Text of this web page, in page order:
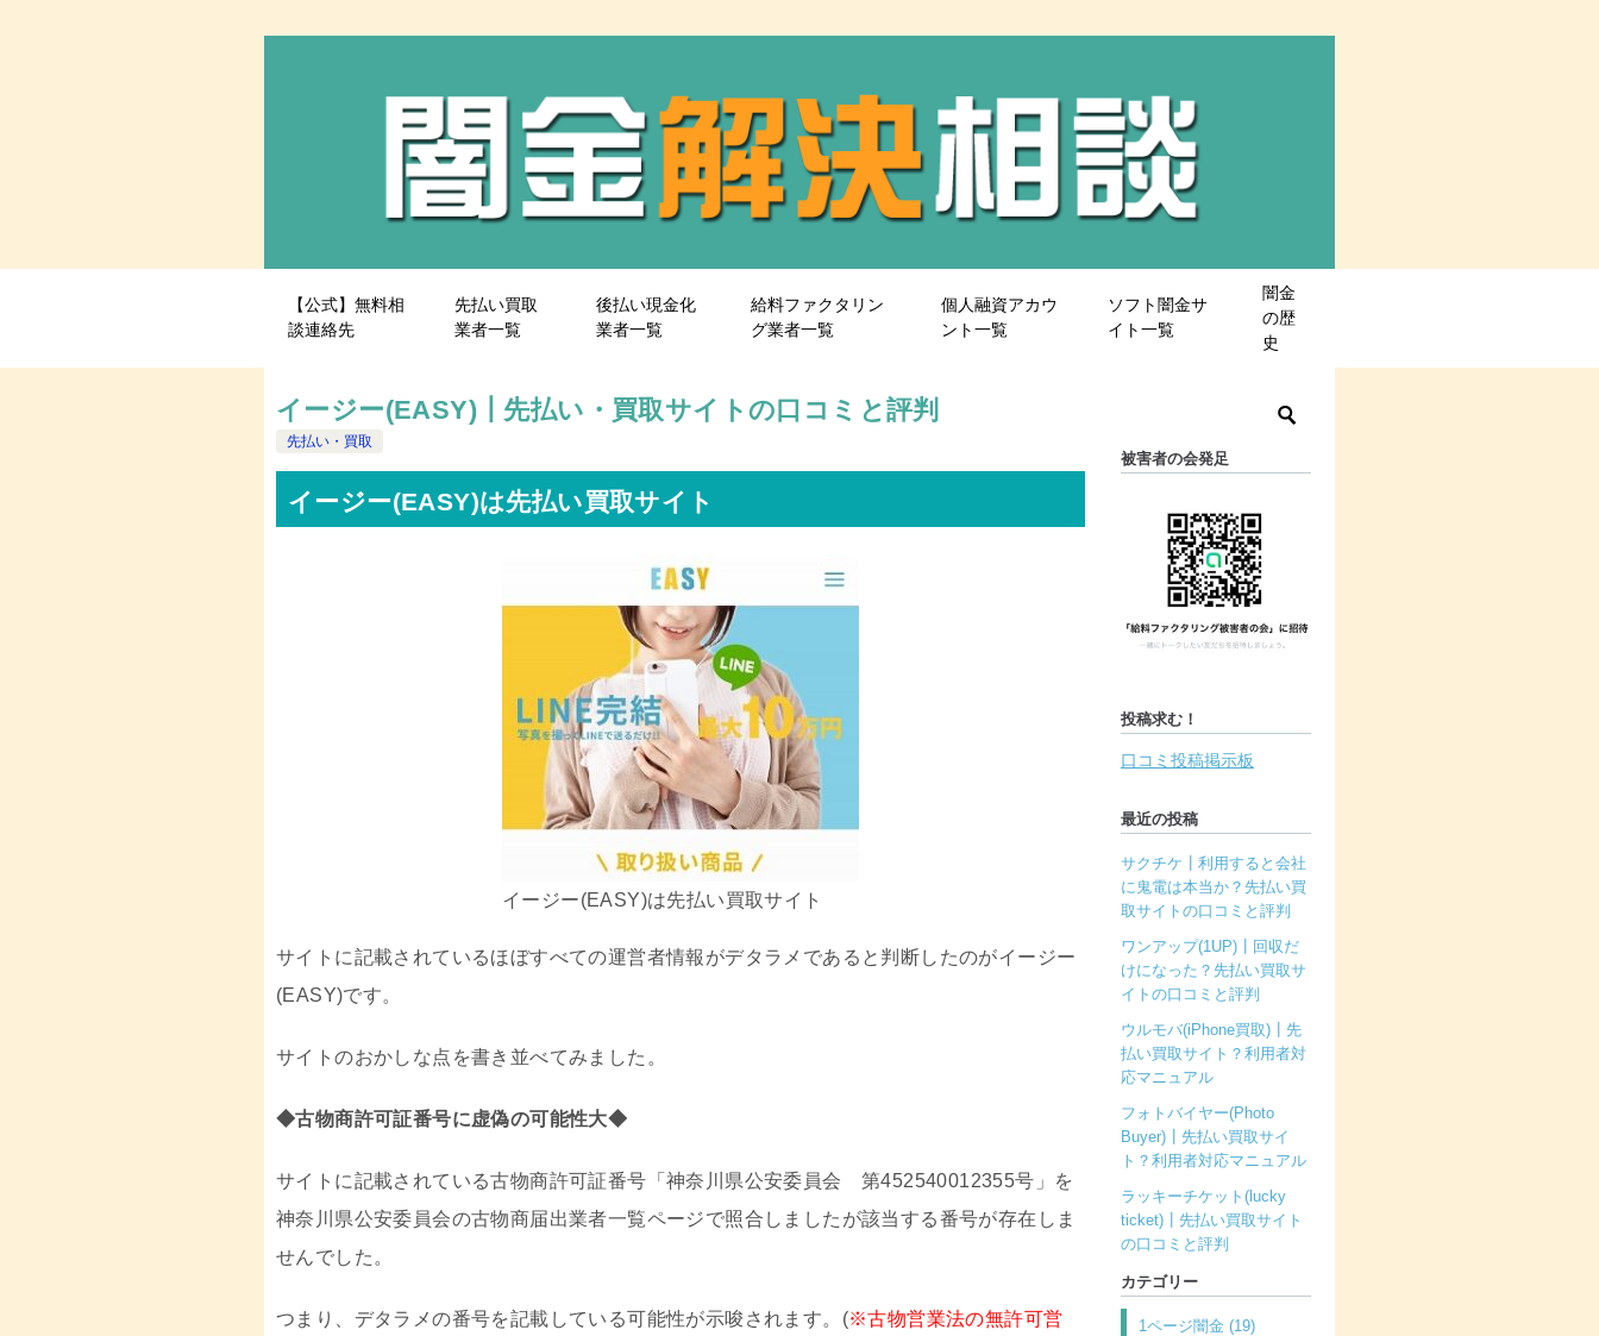
【公式】無料相
談連絡先
先払い買取
業者一覧
後払い現金化
業者一覧
給料ファクタリン
グ業者一覧
個人融資アカウ
ント一覧
ソフト闇金サ
イト一覧
闇金
の歴
史
イージー(EASY)┃先払い・買取サイトの口コミと評判
先払い・買取
イージー(EASY)は先払い買取サイト
イージー(EASY)は先払い買取サイト
サイトに記載されているほぼすべての運営者情報がデタラメであると判断したのがイージー
(EASY)です。
サイトのおかしな点を書き並べてみました。
◆古物商許可証番号に虚偽の可能性大◆
サイトに記載されている古物商許可証番号「 神奈川県公安委員会 第452540012355号 」を
神奈川県公安委員会の古物商届出業者一覧ページで照合しましたが該当する番号が存在しま
せんでした。
つまり、デタラメの番号を記載している可能性が示唆されます。(※古物営業法の無許可営
被害者の会発足
投稿求む！
口コミ投稿掲示板
最近の投稿
サクチケ┃利用すると会社
に鬼電は本当か？先払い買
取サイトの口コミと評判
ワンアップ(1UP)┃回収だ
けになった？先払い買取サ
イトの口コミと評判
ウルモバ(iPhone買取)┃先
払い買取サイト？利用者対
応マニュアル
フォトバイヤー(Photo
Buyer)┃先払い買取サイ
ト？利用者対応マニュアル
ラッキーチケット(lucky
ticket)┃先払い買取サイト
の口コミと評判
カテゴリー
1ページ闇金 (19)